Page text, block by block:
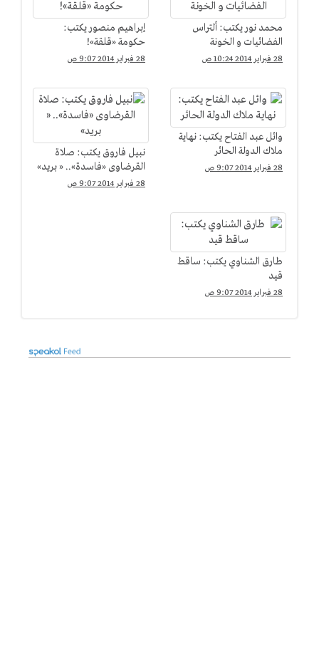
محمد نور يكتب: ألتراس
الفضائيات و الخونة
28 فبراير 2014 10:24 ص
إبراهيم منصور يكتب:
حكومة «قلقة»!
28 فبراير 2014 9:07 ص
وائل عبد الفتاح يكتب: نهاية
ملاك الدولة الحائر
28 فبراير 2014 9:07 ص
نبيل فاروق يكتب: صلاة
القرضاوى «فاسدة».. « بريد»
28 فبراير 2014 9:07 ص
طارق الشناوي يكتب: ساقط
قيد
28 فبراير 2014 9:07 ص